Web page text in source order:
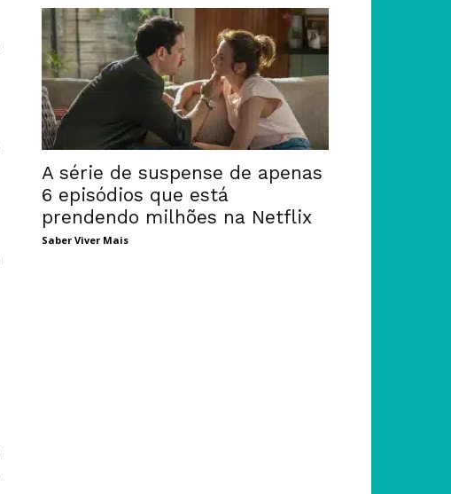
A série de suspense de apenas
6 episódios que está
prendendo milhões na Netflix
Saber Viver Mais